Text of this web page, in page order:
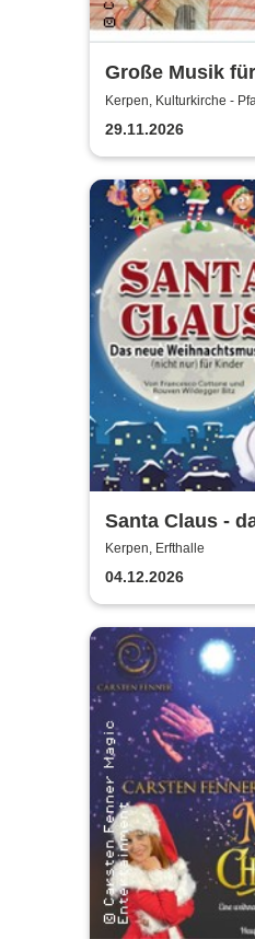
Große Musik
Kerpen, Kulturkirche -
29.11.2026
Santa Claus -
nur) für Kinder
Kerpen, Erfthalle
04.12.2026